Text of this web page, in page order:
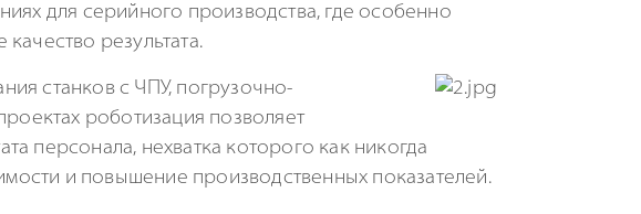
для серийного производства, где особенно
результата.
станков с ЧПУ, погрузочно-
роботизация позволяет
персонала, нехватка которого как никогда
и повышение производственных показателей.